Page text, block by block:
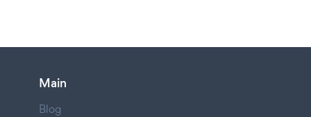
Main
Blog